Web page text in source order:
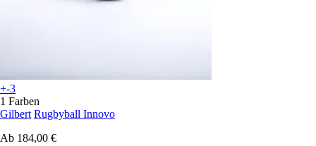
+-3
1 Farben
Gilbert Rugbyball Innovo
Ab 184,00 €